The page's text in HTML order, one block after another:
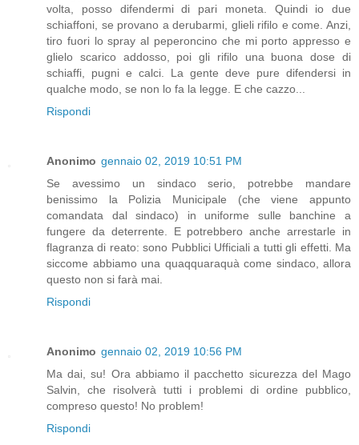
volta, posso difendermi di pari moneta. Quindi io due
schiaffoni, se provano a derubarmi, glieli rifilo e come. Anzi,
tiro fuori lo spray al peperoncino che mi porto appresso e
glielo scarico addosso, poi gli rifilo una buona dose di
schiaffi, pugni e calci. La gente deve pure difendersi in
qualche modo, se non lo fa la legge. E che cazzo...
Rispondi
Anonimo gennaio 02, 2019 10:51 PM
Se avessimo un sindaco serio, potrebbe mandare
benissimo la Polizia Municipale (che viene appunto
comandata dal sindaco) in uniforme sulle banchine a
fungere da deterrente. E potrebbero anche arrestarle in
flagranza di reato: sono Pubblici Ufficiali a tutti gli effetti. Ma
siccome abbiamo una quaqquaraquà come sindaco, allora
questo non si farà mai.
Rispondi
Anonimo gennaio 02, 2019 10:56 PM
Ma dai, su! Ora abbiamo il pacchetto sicurezza del Mago
Salvin, che risolverà tutti i problemi di ordine pubblico,
compreso questo! No problem!
Rispondi